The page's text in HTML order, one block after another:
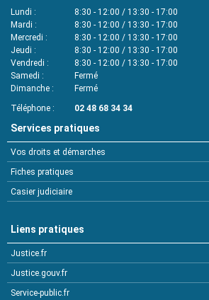
Lundi
8:30 - 12:00 / 13:30 - 17:00
Mardi
8:30 - 12:00 / 13:30 - 17:00
Mercredi
8:30 - 12:00 / 13:30 - 17:00
Jeudi
8:30 - 12:00 / 13:30 - 17:00
Vendredi
8:30 - 12:00 / 13:30 - 17:00
Samedi
Fermé
Dimanche
Fermé
Téléphone
02 48 68 34 34
Services pratiques
Vos droits et démarches
Fiches pratiques
Casier judiciaire
Liens pratiques
Justice.fr
Justice.gouv.fr
Service-public.fr